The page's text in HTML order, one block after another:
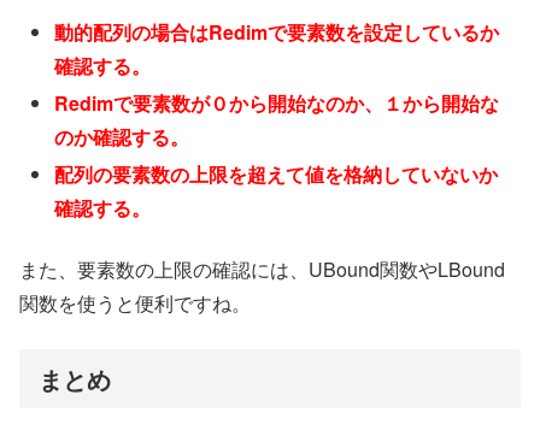
動的配列の場合はRedimで要素数を設定しているか
確認する。
Redimで要素数が０から開始なのか、１から開始な
のか確認する。
配列の要素数の上限を超えて値を格納していないか
確認する。
また、要素数の上限の確認には、UBound関数やLBound
関数を使うと便利ですね。
まとめ